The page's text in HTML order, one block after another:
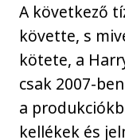
A következő
követte, s
kötete, a
csak 2007-
a
kellékek és